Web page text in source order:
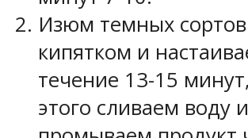
Изюм темных
кипятком и
течение 13-15
этого сливаем воду и